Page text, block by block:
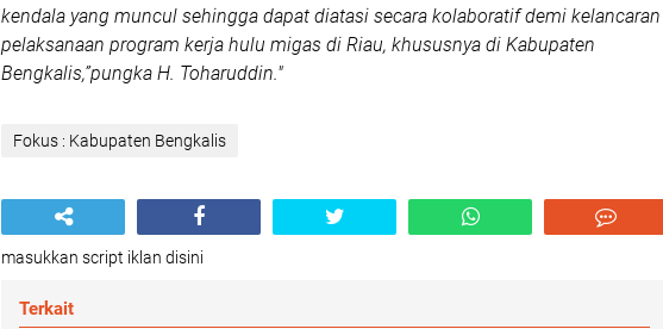
kendala yang muncul sehingga dapat diatasi secara kolaboratif demi kelancaran
pelaksanaan program kerja hulu migas di Riau, khususnya di Kabupaten
Bengkalis,”pungka H. Toharuddin."
Fokus : Kabupaten Bengkalis
masukkan script iklan disini
Terkait